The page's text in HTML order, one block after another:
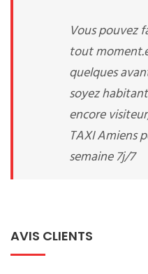
Vous pouvez
tout
quelques
soyez
encore
TAXI Amiens
semaine 7j/7
AVIS CLIENTS